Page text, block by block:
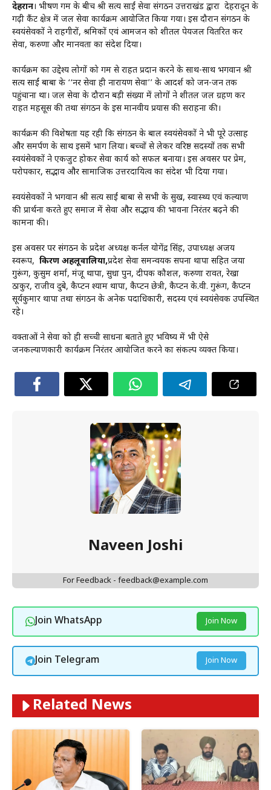
देहरादून। भीषण गर्मी के बीच श्री सत्य साईं सेवा संगठन उत्तराखंड द्वारा देहरादून के
गढ़ी कैंट क्षेत्र में जल सेवा कार्यक्रम आयोजित किया गया। इस दौरान संगठन के
स्वयंसेवकों ने राहगीरों, श्रमिकों एवं आमजन को शीतल पेयजल वितरित कर
सेवा, करुणा और मानवता का संदेश दिया।
कार्यक्रम का उद्देश्य लोगों को गर्मी से राहत प्रदान करने के साथ-साथ भगवान श्री
सत्य साईं बाबा के ‘‘नर सेवा ही नारायण सेवा’’ के आदर्श को जन-जन तक
पहुंचाना था। जल सेवा के दौरान बड़ी संख्या में लोगों ने शीतल जल ग्रहण कर
राहत महसूस की तथा संगठन के इस मानवीय प्रयास की सराहना की।
कार्यक्रम की विशेषता यह रही कि संगठन के बाल स्वयंसेवकों ने भी पूरे उत्साह
और समर्पण के साथ इसमें भाग लिया। बच्चों से लेकर वरिष्ठ सदस्यों तक सभी
स्वयंसेवकों ने एकजुट होकर सेवा कार्य को सफल बनाया। इस अवसर पर प्रेम,
परोपकार, सद्भाव और सामाजिक उत्तरदायित्व का संदेश भी दिया गया।
स्वयंसेवकों ने भगवान श्री सत्य साईं बाबा से सभी के सुख, स्वास्थ्य एवं कल्याण
की प्रार्थना करते हुए समाज में सेवा और सद्भाव की भावना निरंतर बढ़ने की
कामना की।
इस अवसर पर संगठन के प्रदेश अध्यक्ष कर्नल योगेंद्र सिंह, उपाध्यक्ष अजय
स्वरूप, किरण अहलूवालिया,प्रदेश सेवा समन्वयक सपना थापा सहित जया
गुरूंग, कुसुम शर्मा, मंजू थापा, सुधा पुन, दीपक कौशल, करुणा रावत, रेखा
ठाकुर, राजीव दुबे, कैप्टन श्याम थापा, कैप्टन छेत्री, कैप्टन के.वी. गुरूंग, कैप्टन
सूर्यकुमार थापा तथा संगठन के अनेक पदाधिकारी, सदस्य एवं स्वयंसेवक उपस्थित
रहे।
वक्ताओं ने सेवा को ही सच्ची साधना बताते हुए भविष्य में भी ऐसे
जनकल्याणकारी कार्यक्रम निरंतर आयोजित करने का संकल्प व्यक्त किया।
Naveen Joshi
For Feedback - feedback@example.com
Join WhatsApp Join Now
Join Telegram Join Now
Related News